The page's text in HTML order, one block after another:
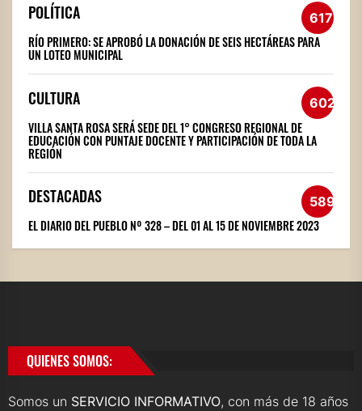
POLÍTICA 617
RÍO PRIMERO: SE APROBÓ LA DONACIÓN DE SEIS HECTÁREAS PARA
UN LOTEO MUNICIPAL
CULTURA 602
VILLA SANTA ROSA SERÁ SEDE DEL 1° CONGRESO REGIONAL DE
EDUCACIÓN CON PUNTAJE DOCENTE Y PARTICIPACIÓN DE TODA LA
REGIÓN
DESTACADAS 589
EL DIARIO DEL PUEBLO Nº 328 – DEL 01 AL 15 DE NOVIEMBRE 2023
QUIENES SOMOS:
Somos un SERVICIO INFORMATIVO, con más de 18 años